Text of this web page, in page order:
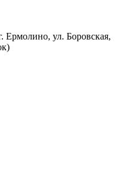
Ермолино, ул. Боровская,